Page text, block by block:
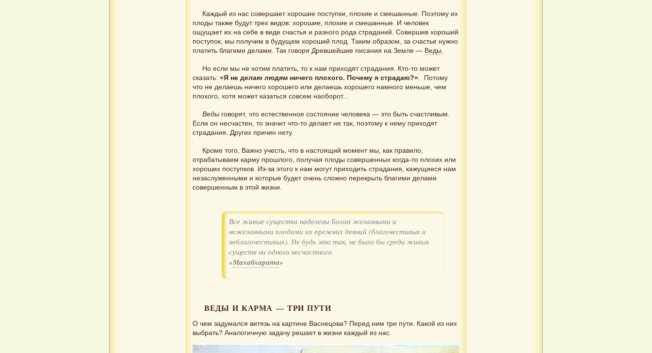
Каждый из нас совершает хорошие поступки, плохие и смешанные. Поэтому их
плоды также будут трех видов: хорошие, плохие и смешанные. И человек
ощущает их на себе в виде счастья и разного рода страданий. Совершив хороший
поступок, мы получим в будущем хороший плод. Таким образом, за счастье нужно
платить благими делами. Так говоря Древшейшие писания на Земле — Веды.
Но если мы не хотим платить, то к нам приходят страдания. Кто-то может
сказать: «Я не делаю людям ничего плохого. Почему я страдаю?» . Потому
что не делаешь ничего хорошего или делаешь хорошего намного меньше, чем
плохого, хотя может казаться совсем наоборот...
Веды говорят, что естественное состояние человека — это быть счастливым.
Если он несчастен, то значит что-то делает не так, поэтому к нему приходят
страдания. Других причин нету.
Кроме того, Важно учесть, что в настоящий момент мы, как правило,
отрабатываем карму прошлого, получая плоды совершенных когда-то плохих или
хороших поступков. Из-за этого к нам могут приходить страдания, кажущиеся нам
незаслуженными и которые будет очень сложно перекрыть благими делами
совершенным в этой жизни.
Все живые существа наделены Богом желанными и
нежеланными плодами их прежних деяний (благочестивых и
неблагочестивых). Не будь это так, не было бы среди живых
существ ни одного несчастного.
«Махабхарата»
ВЕДЫ И КАРМА — ТРИ ПУТИ
О чем задумался витязь на картине Васнецова? Перед ним три пути. Какой из них
выбрать? Аналогичную задачу решает в жизни каждый из нас.